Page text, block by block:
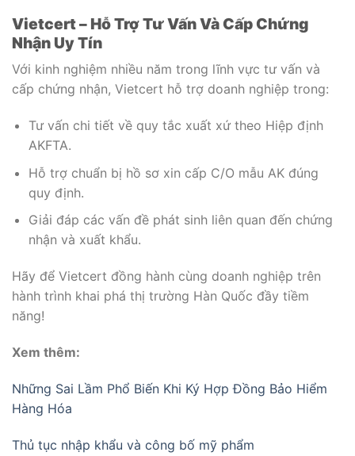
Vietcert – Hỗ Trợ Tư Vấn Và Cấp Chứng
Nhận Uy Tín
Với kinh nghiệm nhiều năm trong lĩnh vực tư vấn và
cấp chứng nhận, Vietcert hỗ trợ doanh nghiệp trong:
Tư vấn chi tiết về quy tắc xuất xứ theo Hiệp định
AKFTA.
Hỗ trợ chuẩn bị hồ sơ xin cấp C/O mẫu AK đúng
quy định.
Giải đáp các vấn đề phát sinh liên quan đến chứng
nhận và xuất khẩu.
Hãy để Vietcert đồng hành cùng doanh nghiệp trên
hành trình khai phá thị trường Hàn Quốc đầy tiềm
năng!
Xem thêm:
Những Sai Lầm Phổ Biến Khi Ký Hợp Đồng Bảo Hiểm
Hàng Hóa
Thủ tục nhập khẩu và công bố mỹ phẩm